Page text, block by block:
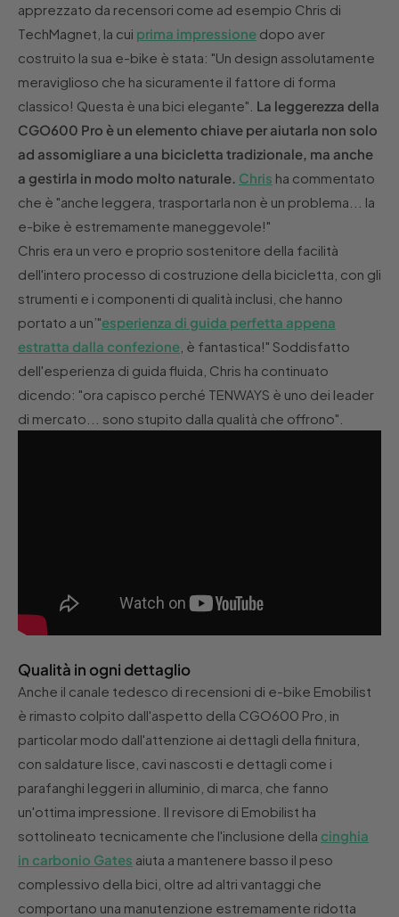
apprezzato da recensori come ad esempio Chris di
TechMagnet, la cui prima impressione dopo aver
costruito la sua e-bike è stata: "Un design assolutamente
meraviglioso che ha sicuramente il fattore di forma
classico! Questa è una bici elegante". La leggerezza della
CGO600 Pro è un elemento chiave per aiutarla non solo
ad assomigliare a una bicicletta tradizionale, ma anche
a gestirla in modo molto naturale. Chris ha commentato
che è "anche leggera, trasportarla non è un problema... la
e-bike è estremamente maneggevole!"
Chris era un vero e proprio sostenitore della facilità
dell'intero processo di costruzione della bicicletta, con gli
strumenti e i componenti di qualità inclusi, che hanno
portato a un’"esperienza di guida perfetta appena
estratta dalla confezione , è fantastica!" Soddisfatto
dell'esperienza di guida fluida, Chris ha continuato
dicendo: "ora capisco perché TENWAYS è uno dei leader
di mercato... sono stupito dalla qualità che offrono".
Qualità in ogni dettaglio
Anche il canale tedesco di recensioni di e-bike Emobilist
è rimasto colpito dall'aspetto della CGO600 Pro, in
particolar modo dall'attenzione ai dettagli della finitura,
con saldature lisce, cavi nascosti e dettagli come i
parafanghi leggeri in alluminio, di marca, che fanno
un'ottima impressione. Il revisore di Emobilist ha
sottolineato tecnicamente che l'inclusione della cinghia
in carbonio Gates aiuta a mantenere basso il peso
complessivo della bici, oltre ad altri vantaggi che
comportano una manutenzione estremamente ridotta